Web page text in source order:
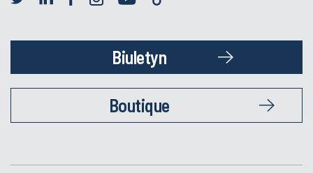
Biuletyn
Boutique